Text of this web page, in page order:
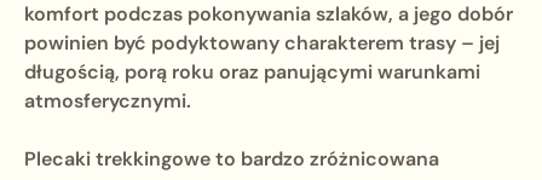
komfort podczas pokonywania szlaków, a jego dobór
powinien być podyktowany charakterem trasy – jej
długością, porą roku oraz panującymi warunkami
atmosferycznymi.
Plecaki trekkingowe to bardzo zróżnicowana